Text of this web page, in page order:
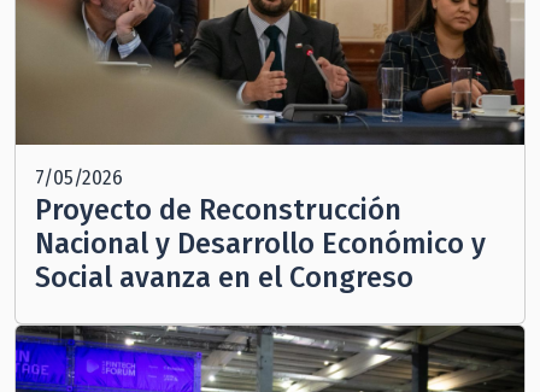
7/05/2026
Proyecto de Reconstrucción
Nacional y Desarrollo Económico y
Social avanza en el Congreso